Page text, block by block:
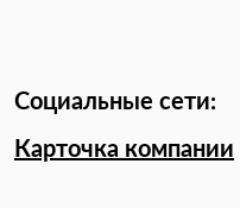
Карточка компании